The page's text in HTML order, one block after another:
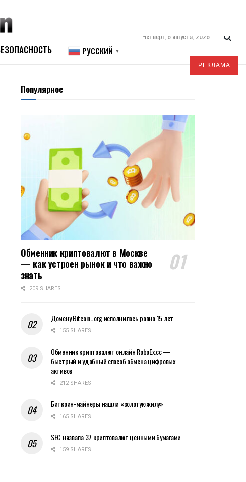
РУССКИЙ ▼
Четверг, 6 августа, 2026
РЕКЛАМА
Популярное
Обменник криптовалют в Москве
— как устроен рынок и что важно
знать
209 SHARES
Домену Bitcoin․org исполнилось ровно 15 лет
155 SHARES
Обменник криптовалют онлайн RoboEx.cc —
быстрый и удобный способ обмена цифровых
активов
212 SHARES
Биткоин-майнеры нашли «золотую жилу»
165 SHARES
SEC назвала 37 криптовалют ценными бумагами
159 SHARES